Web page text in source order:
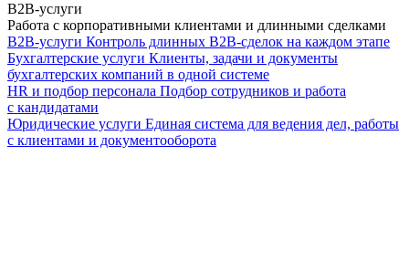
B2B-услуги
Работа с корпоративными клиентами и длинными сделками
B2B-услуги Контроль длинных B2B-сделок на каждом этапе
Бухгалтерские услуги Клиенты, задачи и документы
бухгалтерских компаний в одной системе
HR и подбор персонала Подбор сотрудников и работа
с кандидатами
Юридические услуги Единая система для ведения дел, работы
с клиентами и документооборота